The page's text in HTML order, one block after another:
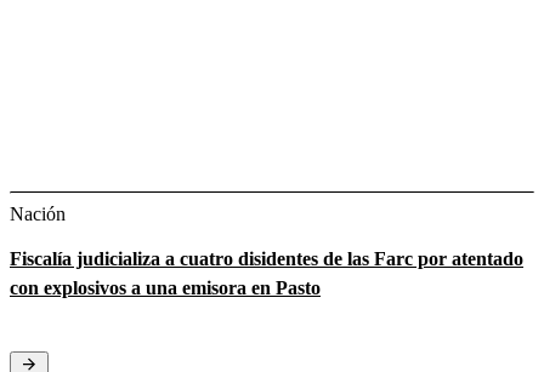
Nación
Fiscalía judicializa a cuatro disidentes de las Farc por atentado
con explosivos a una emisora en Pasto